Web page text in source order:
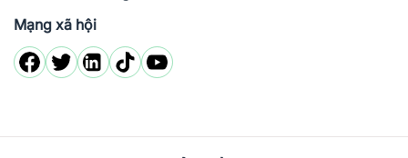
Mạng xã hội